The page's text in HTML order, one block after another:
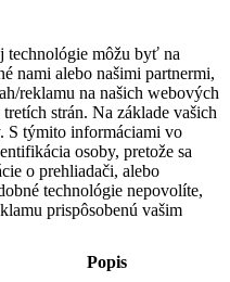
technológie môžu byť na
nami alebo našimi partnermi,
reklamu na našich webových
strán. Na základe vašich
týmito informáciami vo
osoby, pretože sa
o prehliadači, alebo
technológie nepovolíte,
prispôsobenú vašim
Popis